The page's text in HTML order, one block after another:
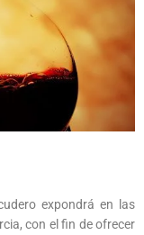
expondrá en las
con el fin de ofrecer